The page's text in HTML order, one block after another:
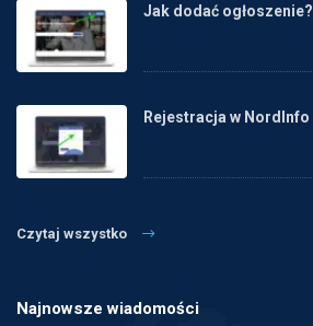
Jak dodać ogłoszenie?
Rejestracja w NordInfo
Czytaj wszystko
Najnowsze wiadomości